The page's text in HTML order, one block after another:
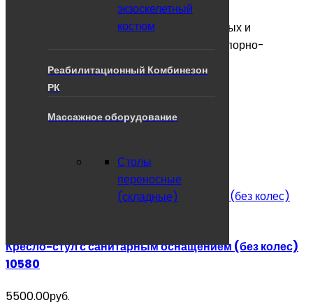
экзоскелетный
костюм
Реабилитационный Комбинезон
РК
Массажное оборудование
Столы
переносные
(складные)
Санитарный стул предназначен для больных и
инвалидов с частичной утратой функций опорно-
двигательного аппарата...
В корзину
Кресло-стул с санитарным оснащением (без колес)
10580
5500.00руб.